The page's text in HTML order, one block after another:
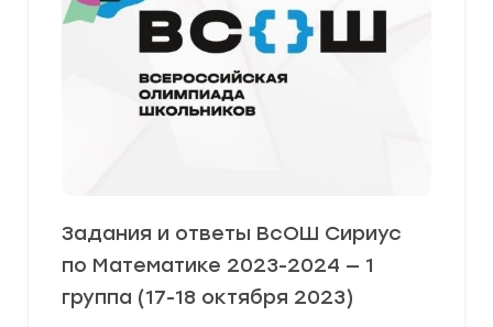
Задания и ответы ВсОШ Сириус
по Математике 2023-2024 — 1
группа (17-18 октября 2023)